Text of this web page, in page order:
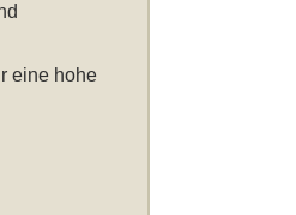
eine hohe